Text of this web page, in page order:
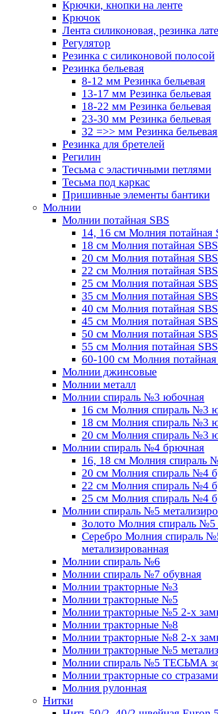
Крючки, кнопки на ленте
Крючок
Лента силиконовая, резинка
Регулятор
Резинка с силиконовой полосой
Резинка бельевая
8-12 мм Резинка бельевая
13-17 мм Резинка бельевая
18-22 мм Резинка бельевая
23-30 мм Резинка бельевая
32 =>> мм Резинка бельевая
Резинка для бретелей
Регилин
Тесьма с эластичными петлями
Тесьма под каркас
Пришивные элементы бантики
Молнии
Молнии потайная SBS
14, 16 см Молния потайная
18 см Молния потайная SBS
20 см Молния потайная SBS
22 см Молния потайная SBS
25 см Молния потайная SBS
35 см Молния потайная SBS
40 см Молния потайная SBS
45 см Молния потайная SBS
50 см Молния потайная SBS
55 см Молния потайная SBS
60-100 см Молния
Молнии джинсовые
Молнии металл
Молнии спираль №3 юбочная
16 см Молния спираль №3
18 см Молния спираль №3
20 см Молния спираль №3
Молнии спираль №4 брючная
16, 18 см Молния спираль
20 см Молния спираль №4
22 см Молния спираль №4
25 см Молния спираль №4
Молнии спираль №5
Золото Молния спираль №5
Серебро Молния спираль
метализированная
Молнии спираль №6
Молнии спираль №7 обувная
Молнии тракторные №3
Молнии тракторные №5
Молнии тракторные №5 2-х
Молнии тракторные №8
Молнии тракторные №8 2-х
Молнии тракторные №5
Молнии спираль №5 ТЕСЬМА
Молнии тракторные со стразами
Молния рулонная
Нитки